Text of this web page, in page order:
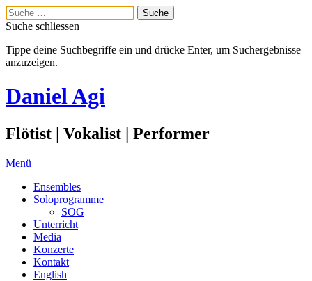
Suche schliessen
Tippe deine Suchbegriffe ein und drücke Enter, um Suchergebnisse
anzuzeigen.
Daniel Agi
Flötist | Vokalist | Performer
Menü
Ensembles
Soloprogramme
SOG
Unterricht
Media
Konzerte
Kontakt
English